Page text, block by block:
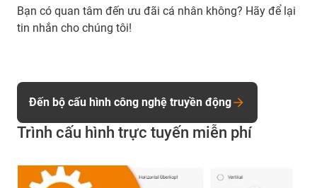
Bạn có quan tâm đến ưu đãi cá nhân không? Hãy để lại
tin nhắn cho chúng tôi!
Trình cấu hình trực tuyến miễn phí
Đến bộ cấu hình công nghệ truyền động